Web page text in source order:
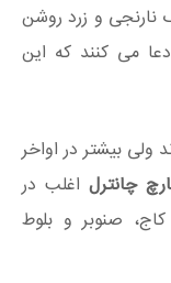
نارنجی و زرد روشن
می کنند که این
ولی بیشتر در اواخر
چانترلاغلب در
صنوبر و بلوط